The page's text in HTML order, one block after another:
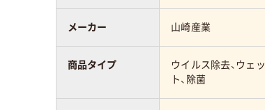
メーカー 山崎産業
商品タイプ
ウイルス除去、ウェッ
ト、除菌